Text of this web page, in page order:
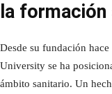
la
Desde su fundación
University se ha
ámbito sanitario. Un